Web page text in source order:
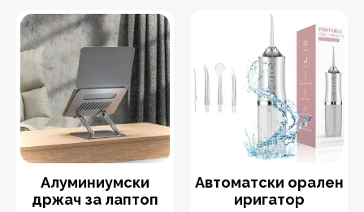
Aлуминиумски
држач за лаптоп
Автоматски орален
иригатор